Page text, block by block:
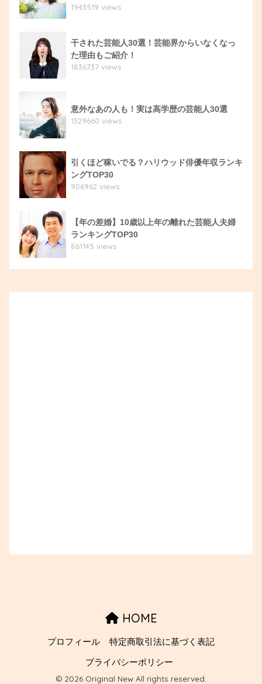
1943519 views
干された芸能人30選！芸能界からいなくなっ
た理由もご紹介！
1836737 views
意外なあの人も！実は高学歴の芸能人30選
1329660 views
引くほど稼いでる？ハリウッド俳優年収ランキ
ングTOP30
906962 views
【年の差婚】10歳以上年の離れた芸能人夫婦
ランキングTOP30
861145 views
HOME
プロフィール 特定商取引法に基づく表記
プライバシーポリシー
© 2026 Original New All rights reserved.